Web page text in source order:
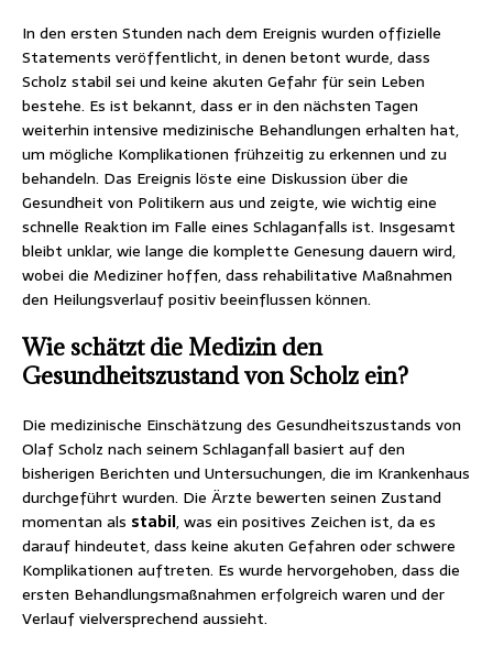
In den ersten Stunden nach dem Ereignis wurden offizielle
Statements veröffentlicht, in denen betont wurde, dass
Scholz stabil sei und keine akuten Gefahr für sein Leben
bestehe. Es ist bekannt, dass er in den nächsten Tagen
weiterhin intensive medizinische Behandlungen erhalten hat,
um mögliche Komplikationen frühzeitig zu erkennen und zu
behandeln. Das Ereignis löste eine Diskussion über die
Gesundheit von Politikern aus und zeigte, wie wichtig eine
schnelle Reaktion im Falle eines Schlaganfalls ist. Insgesamt
bleibt unklar, wie lange die komplette Genesung dauern wird,
wobei die Mediziner hoffen, dass rehabilitative Maßnahmen
den Heilungsverlauf positiv beeinflussen können.
Wie schätzt die Medizin den
Gesundheitszustand von Scholz ein?
Die medizinische Einschätzung des Gesundheitszustands von
Olaf Scholz nach seinem Schlaganfall basiert auf den
bisherigen Berichten und Untersuchungen, die im Krankenhaus
durchgeführt wurden. Die Ärzte bewerten seinen Zustand
momentan als stabil, was ein positives Zeichen ist, da es
darauf hindeutet, dass keine akuten Gefahren oder schwere
Komplikationen auftreten. Es wurde hervorgehoben, dass die
ersten Behandlungsmaßnahmen erfolgreich waren und der
Verlauf vielversprechend aussieht.